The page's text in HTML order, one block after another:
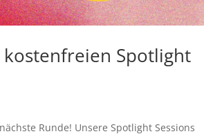
kostenfreien Spotlight
Runde! Unsere Spotlight Sessions